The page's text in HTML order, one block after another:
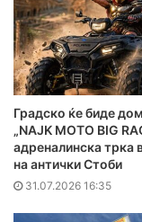
Градско ќе биде
„NAJK MOTO BIG
адреналинска трка
на антички Стоби
31.07.2026 16:35